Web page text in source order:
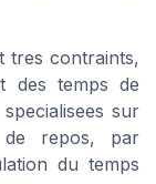
tres contraints,
des temps de
sur
repos, par
du temps